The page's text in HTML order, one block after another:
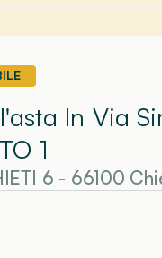
In Via
1
6 - 66100